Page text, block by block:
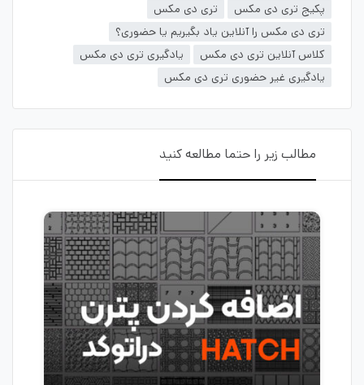
پکیج تری دی مکس
تری دی مکس
تری دی مکس را آنلاین یاد بگیریم یا حضوری؟
کلاس آنلاین تری دی مکس
یادگیری تری دی مکس
یادگیری غیر حضوری تری دی مکس
مطالب زیر را حتما مطالعه کنید